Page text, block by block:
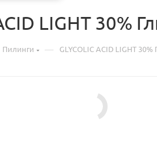
LIGHT 30%
Пилинги — GLYCOLIC ACID LIGHT